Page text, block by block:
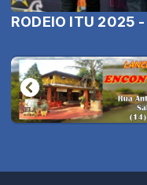
RODEIO ITU 2025 -